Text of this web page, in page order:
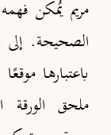
مريم يُمكن
الصحيحة.
باعتبارها
ملحق الورقة